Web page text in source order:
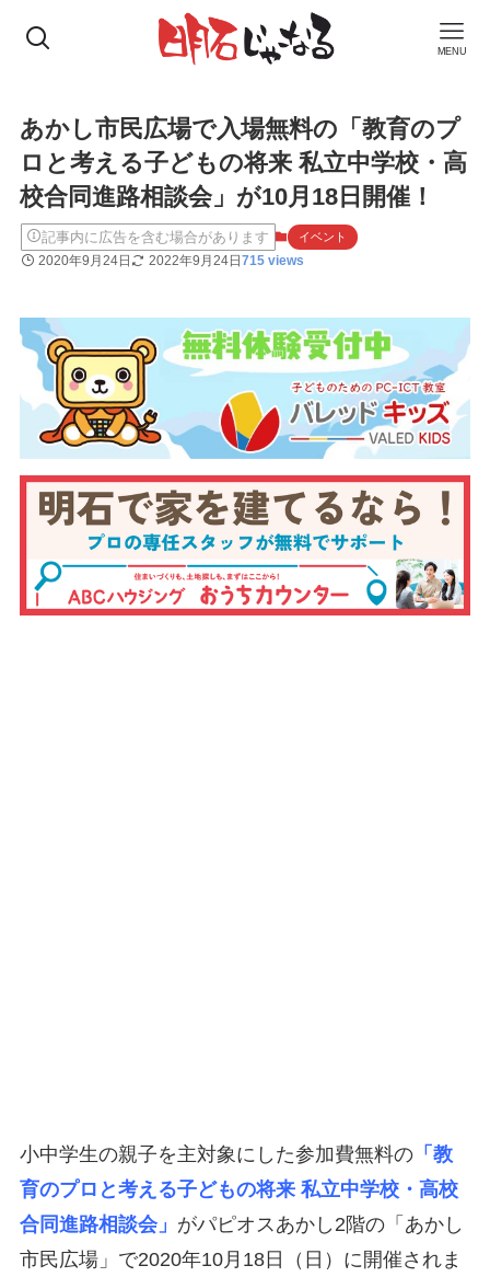
MENU
あかし市民広場で入場無料の「教育のプ
ロと考える子どもの将来 私立中学校・高
校合同進路相談会」が10月18日開催！
記事内に広告を含む場合があります イベント
2020年9月24日 2022年9月24日715 views
小中学生の親子を主対象にした参加費無料の「教
育のプロと考える子どもの将来 私立中学校・高校
合同進路相談会」 がパピオスあかし2階の「あかし
市民広場」で2020年10月18日（日）に開催されま